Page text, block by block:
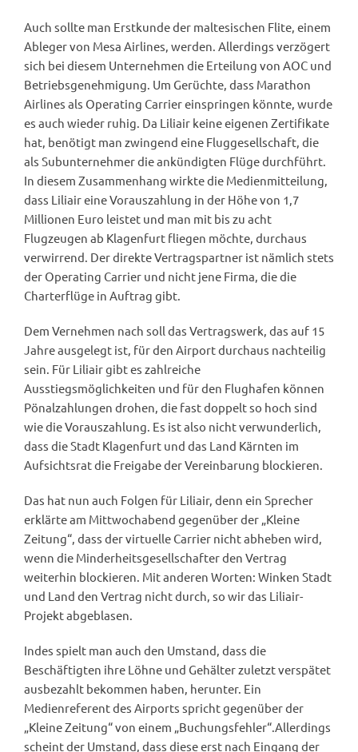
Auch sollte man Erstkunde der maltesischen Flite, einem
Ableger von Mesa Airlines, werden. Allerdings verzögert
sich bei diesem Unternehmen die Erteilung von AOC und
Betriebsgenehmigung. Um Gerüchte, dass Marathon
Airlines als Operating Carrier einspringen könnte, wurde
es auch wieder ruhig. Da Liliair keine eigenen Zertifikate
hat, benötigt man zwingend eine Fluggesellschaft, die
als Subunternehmer die ankündigten Flüge durchführt.
In diesem Zusammenhang wirkte die Medienmitteilung,
dass Liliair eine Vorauszahlung in der Höhe von 1,7
Millionen Euro leistet und man mit bis zu acht
Flugzeugen ab Klagenfurt fliegen möchte, durchaus
verwirrend. Der direkte Vertragspartner ist nämlich stets
der Operating Carrier und nicht jene Firma, die die
Charterflüge in Auftrag gibt.
Dem Vernehmen nach soll das Vertragswerk, das auf 15
Jahre ausgelegt ist, für den Airport durchaus nachteilig
sein. Für Liliair gibt es zahlreiche
Ausstiegsmöglichkeiten und für den Flughafen können
Pönalzahlungen drohen, die fast doppelt so hoch sind
wie die Vorauszahlung. Es ist also nicht verwunderlich,
dass die Stadt Klagenfurt und das Land Kärnten im
Aufsichtsrat die Freigabe der Vereinbarung blockieren.
Das hat nun auch Folgen für Liliair, denn ein Sprecher
erklärte am Mittwochabend gegenüber der „Kleine
Zeitung“, dass der virtuelle Carrier nicht abheben wird,
wenn die Minderheitsgesellschafter den Vertrag
weiterhin blockieren. Mit anderen Worten: Winken Stadt
und Land den Vertrag nicht durch, so wir das Liliair-
Projekt abgeblasen.
Indes spielt man auch den Umstand, dass die
Beschäftigten ihre Löhne und Gehälter zuletzt verspätet
ausbezahlt bekommen haben, herunter. Ein
Medienreferent des Airports spricht gegenüber der
„Kleine Zeitung“ von einem „Buchungsfehler“.Allerdings
scheint der Umstand, dass diese erst nach Eingang der